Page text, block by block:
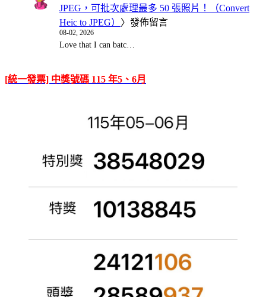
JPEG，可批次處理最多 50 張照片！（Convert
Heic to JPEG） 〉發佈留言
08-02, 2026
Love that I can batc…
[統一發票] 中獎號碼 115 年5、6月